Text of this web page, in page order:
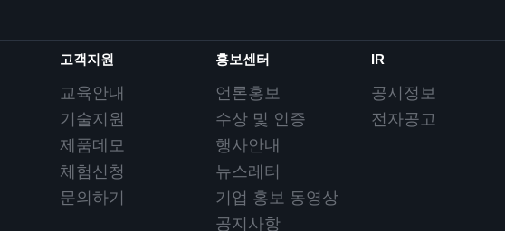
고객지원
교육안내
기술지원
제품데모
체험신청
문의하기
홍보센터
언론홍보
수상 및 인증
행사안내
뉴스레터
기업 홍보 동영상
공지사항
IR
공시정보
전자공고